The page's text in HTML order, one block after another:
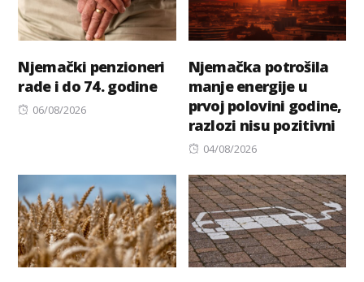
Njemački penzioneri
rade i do 74. godine
Posted
06/08/2026
Njemačka potrošila
manje energije u
prvoj polovini godine,
razlozi nisu pozitivni
Posted
04/08/2026